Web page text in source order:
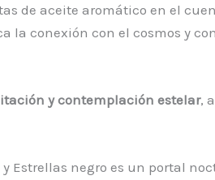
de aceite aromático en el
la conexión con el cosmos y
y contemplación estelar,
Estrellas negro es un portal